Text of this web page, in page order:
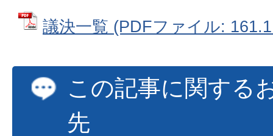
議決一覧 (PDFファイル:
この記事に関する
先